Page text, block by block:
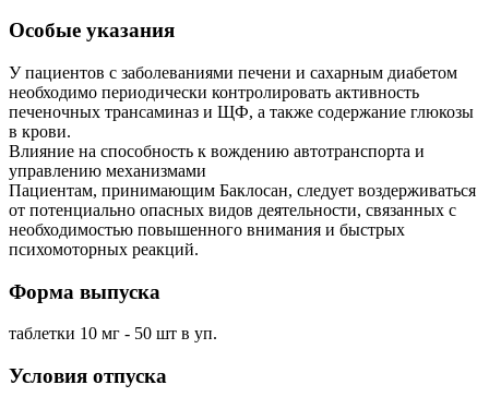
Особые указания
У пациентов с заболеваниями печени и сахарным диабетом
необходимо периодически контролировать активность
печеночных трансаминаз и ЩФ, а также содержание глюкозы
в крови.
Влияние на способность к вождению автотранспорта и
управлению механизмами
Пациентам, принимающим Баклосан, следует воздерживаться
от потенциально опасных видов деятельности, связанных с
необходимостью повышенного внимания и быстрых
психомоторных реакций.
Форма выпуска
таблетки 10 мг - 50 шт в уп.
Условия отпуска